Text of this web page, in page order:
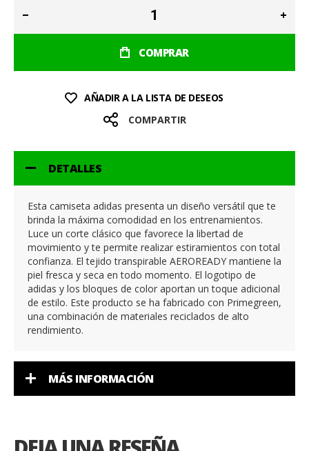
COMPRAR
AÑADIR A LA LISTA DE DESEOS
COMPARTIR
DETALLES
Esta camiseta adidas presenta un diseño versátil que te
brinda la máxima comodidad en los entrenamientos.
Luce un corte clásico que favorece la libertad de
movimiento y te permite realizar estiramientos con total
confianza. El tejido transpirable AEROREADY mantiene la
piel fresca y seca en todo momento. El logotipo de
adidas y los bloques de color aportan un toque adicional
de estilo. Este producto se ha fabricado con Primegreen,
una combinación de materiales reciclados de alto
rendimiento.
MÁS INFORMACIÓN